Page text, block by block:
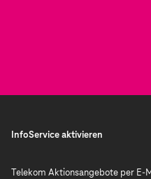
InfoService aktivieren
Telekom Aktionsangebote per E-